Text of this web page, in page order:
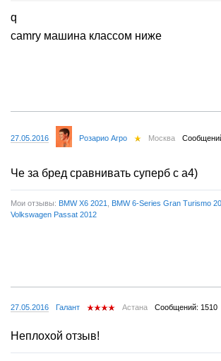
q
camry машина классом ниже
27.05.2016 Розарио Агро Москва
Че за бред сравнивать суперб с а4)
Мои отзывы: BMW X6 2021 BMW 6-Series Gran Turismo
Volkswagen Passat 2012
27.05.2016 Галант Астана Сообщений: 1510
Неплохой отзыв!